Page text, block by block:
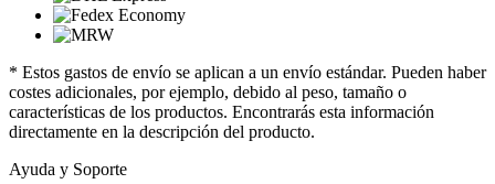
* Estos gastos de envío se aplican a un envío estándar. Pueden haber
costes adicionales, por ejemplo, debido al peso, tamaño o
características de los productos. Encontrarás esta información
directamente en la descripción del producto.
Ayuda y Soporte